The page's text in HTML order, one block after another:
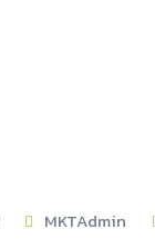
MKTAdmin